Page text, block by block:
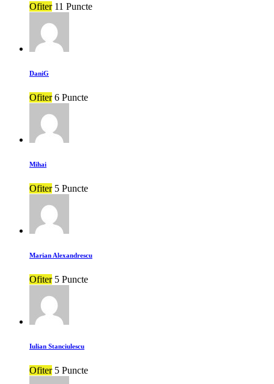
Ofiter 11 Puncte
DaniG
Ofiter 6 Puncte
Mihai
Ofiter 5 Puncte
Marian Alexandrescu
Ofiter 5 Puncte
Iulian Stanciulescu
Ofiter 5 Puncte